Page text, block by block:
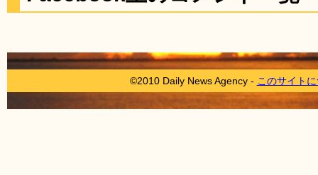
©2010 Daily News Agency - このサイト